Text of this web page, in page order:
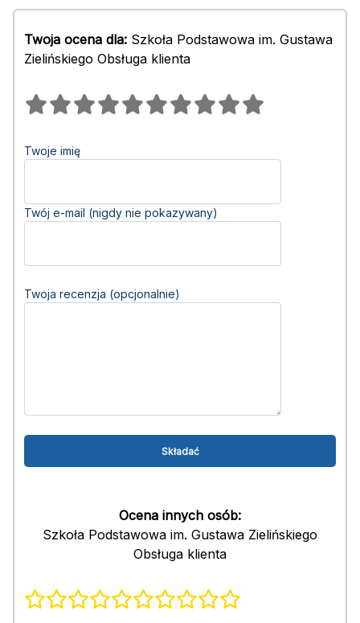
Twoja ocena dla: Szkoła Podstawowa im. Gustawa
Zielińskiego Obsługa klienta
Twoje imię
Twój e-mail (nigdy nie pokazywany)
Twoja recenzja (opcjonalnie)
Ocena innych osób:
Szkoła Podstawowa im. Gustawa Zielińskiego
Obsługa klienta